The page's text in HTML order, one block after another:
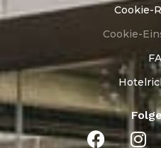
Cookie-
Cookie-